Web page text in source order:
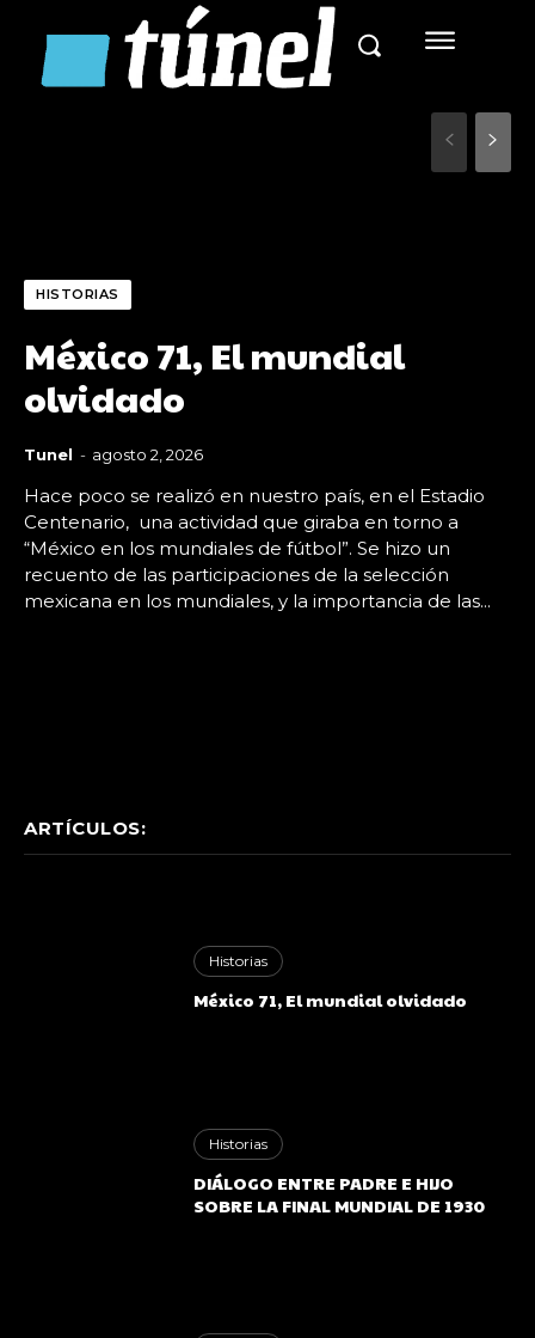
HISTORIAS
México 71, El mundial
olvidado
Tunel - agosto 2, 2026
Hace poco se realizó en nuestro país, en el Estadio
Centenario, una actividad que giraba en torno a
“México en los mundiales de fútbol”. Se hizo un
recuento de las participaciones de la selección
mexicana en los mundiales, y la importancia de las...
ARTÍCULOS:
Historias
México 71, El mundial olvidado
Historias
DIÁLOGO ENTRE PADRE E HIJO
SOBRE LA FINAL MUNDIAL DE 1930